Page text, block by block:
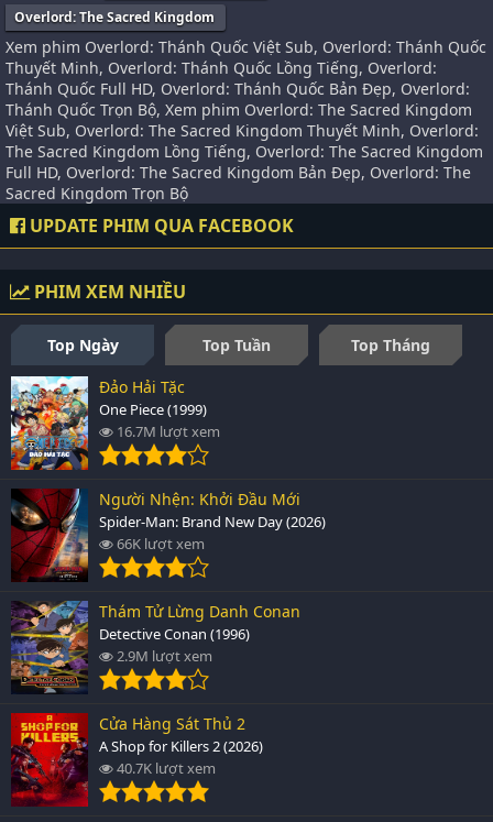
Overlord: The Sacred Kingdom
Xem phim Overlord: Thánh Quốc Việt Sub, Overlord: Thánh Quốc
Thuyết Minh, Overlord: Thánh Quốc Lồng Tiếng, Overlord:
Thánh Quốc Full HD, Overlord: Thánh Quốc Bản Đẹp, Overlord:
Thánh Quốc Trọn Bộ, Xem phim Overlord: The Sacred Kingdom
Việt Sub, Overlord: The Sacred Kingdom Thuyết Minh, Overlord:
The Sacred Kingdom Lồng Tiếng, Overlord: The Sacred Kingdom
Full HD, Overlord: The Sacred Kingdom Bản Đẹp, Overlord: The
Sacred Kingdom Trọn Bộ
UPDATE PHIM QUA FACEBOOK
PHIM XEM NHIỀU
Top Ngày Top Tuần
Top Tháng
Đảo Hải Tặc
One Piece (1999)
16.7M lượt xem
Người Nhện: Khởi Đầu Mới
Spider-Man: Brand New Day (2026)
66K lượt xem
Thám Tử Lừng Danh Conan
Detective Conan (1996)
2.9M lượt xem
Cửa Hàng Sát Thủ 2
A Shop for Killers 2 (2026)
40.7K lượt xem